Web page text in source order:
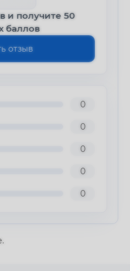
и получите 50
баллов
отзыв
0
0
0
0
0